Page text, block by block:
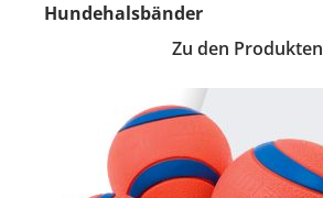
Hundehalsbänder
Zu den Produkten